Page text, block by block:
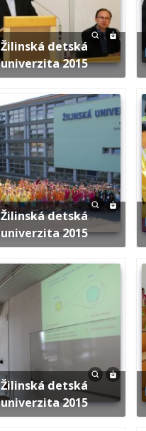
Žilinská detská
univerzita 2015
Žilinská detská
univerzita 2015
Žilinská detská
univerzita 2015